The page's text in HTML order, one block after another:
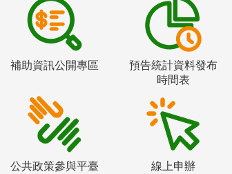
補助資訊公開專區
預告統計資料發布
時間表
公共政策參與平臺 線上申辦